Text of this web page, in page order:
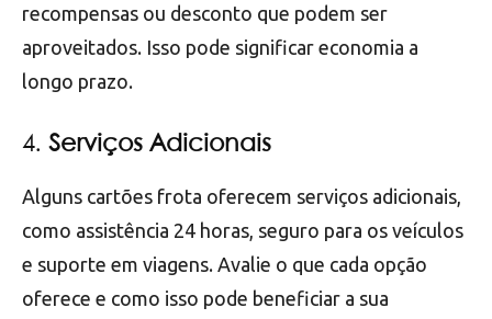
recompensas ou desconto que podem ser
aproveitados. Isso pode significar economia a
longo prazo.
4. Serviços Adicionais
Alguns cartões frota oferecem serviços adicionais,
como assistência 24 horas, seguro para os veículos
e suporte em viagens. Avalie o que cada opção
oferece e como isso pode beneficiar a sua